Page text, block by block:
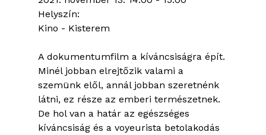
Helyszín:
Kino - Kisterem
A dokumentumfilm a kíváncsiságra épít.
Minél jobban elrejtőzik valami a
szemünk elől, annál jobban szeretnénk
látni, ez része az emberi természetnek.
De hol van a határ az egészséges
kíváncsiság és a voyeurista betolakodás